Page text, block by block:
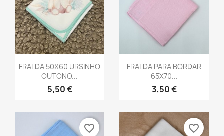
Vista rápida
FRALDA 50X60 URSINHO
OUTONO...
5,50 €
Vista rápida
FRALDA PARA BORDAR
65X70...
3,50 €
favorite_border favorite_border